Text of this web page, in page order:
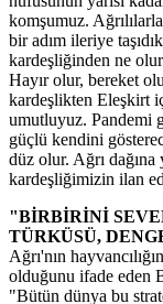
komşumuz.
bir adım ileriye
kardeşliğinden ne
Hayır olur, bereket
kardeşlikten Eleşkirt
umutluyuz. Pandemi
güçlü kendini
düz olur. Ağrı dağına
kardeşliğimizin ilan
"BİRBİRİNİ
TÜRKÜSÜ,
Ağrı'nın
olduğunu ifade eden
"Bütün dünya bu